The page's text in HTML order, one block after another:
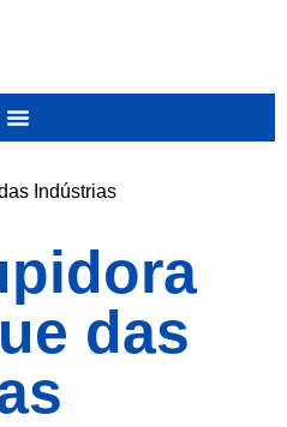
Indústrias
das